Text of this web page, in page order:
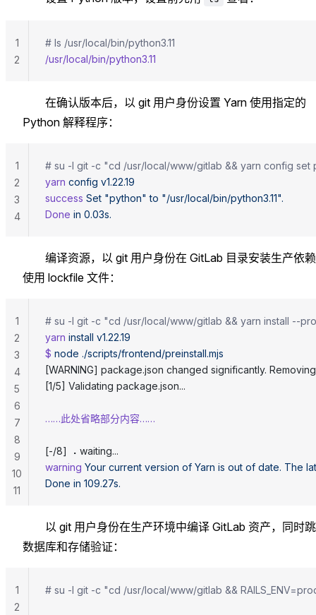
# ls /usr/local/bin/python3.11
/usr/local/bin/python3.11
1
2
在确认版本后，以 git 用户身份设置 Yarn 使用指定的
Python 解释程序：
# su -l git -c "cd /usr/local/www/gitlab && yarn config set
yarn config v1.22.19
success Set "python" to "/usr/local/bin/python3.11".
Done in 0.03s.
1
2
3
4
编译资源，以 git 用户身份在 GitLab 目录安装生产依
使用 lockfile 文件：
# su -l git -c "cd /usr/local/www/gitlab && yarn install --
yarn install v1.22.19
$ node ./scripts/frontend/preinstall.mjs
[WARNING] package.json changed significantly.
[1/5] Validating package.json...
……此处省略部分内容……
[-/8] ⠠ waiting...
warning Your current version of Yarn is out of date. The
Done in 109.27s.
1
2
3
4
5
6
7
8
9
10
11
以 git 用户身份在生产环境中编译 GitLab 资产，同时
数据库和存储验证：
# su -l git -c "cd /usr/local/www/gitlab &&
1
2